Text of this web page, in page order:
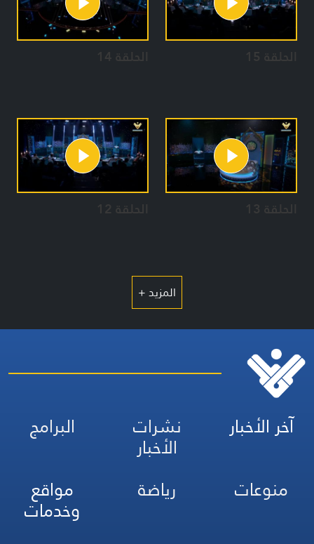
الحلقة 15 الحلقة 14
الحلقة 13 الحلقة 12
المزيد +
آخر الأخبار نشرات
الأخبار
البرامج
منوعات
رياضة مواقع
وخدمات